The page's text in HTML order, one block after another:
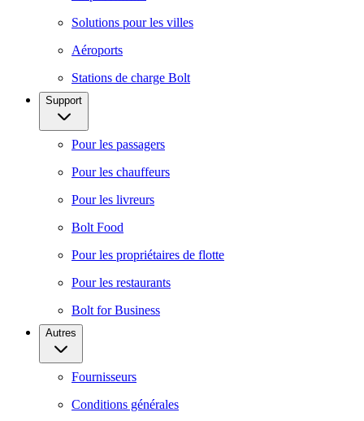
Solutions pour les villes
Aéroports
Stations de charge Bolt
Support
Pour les passagers
Pour les chauffeurs
Pour les livreurs
Bolt Food
Pour les propriétaires de flotte
Pour les restaurants
Bolt for Business
Autres
Fournisseurs
Conditions générales